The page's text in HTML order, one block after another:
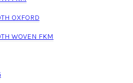
OXFORD
WOVEN FKM